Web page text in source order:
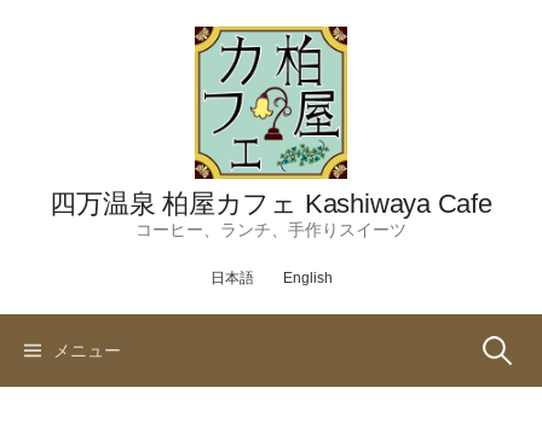
四万温泉 柏屋カフェ Kashiwaya Cafe
コーヒー、ランチ、手作りスイーツ
日本語 English
メニュー 検